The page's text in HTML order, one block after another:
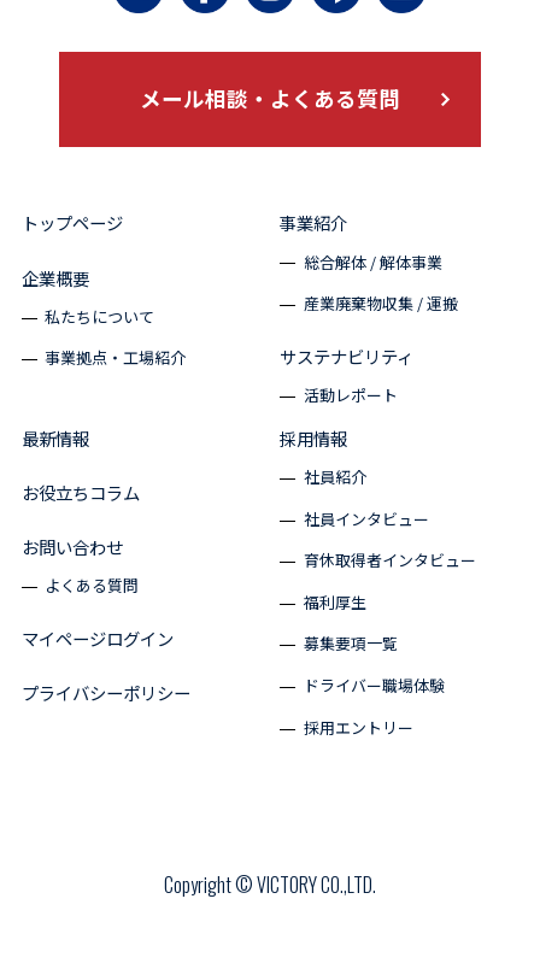
メール相談・よくある質問
トップページ
企業概要
私たちについて
事業拠点・工場紹介
事業紹介
総合解体 / 解体事業
産業廃棄物収集 / 運搬
サステナビリティ
活動レポート
最新情報
お役立ちコラム
お問い合わせ
よくある質問
マイページログイン
プライバシーポリシー
採用情報
社員紹介
社員インタビュー
育休取得者インタビュー
福利厚生
募集要項一覧
ドライバー職場体験
採用エントリー
Copyright © VICTORY CO.,LTD.